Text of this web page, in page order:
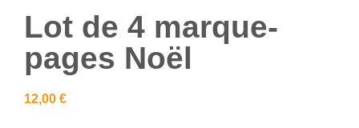
Lot de 4 marque-
pages Noël
12,00 €